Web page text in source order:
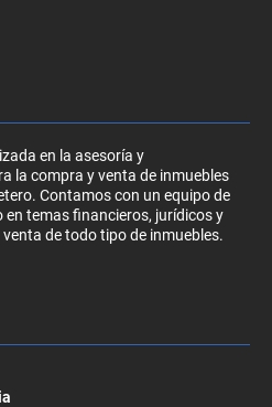
en la asesoría y
la compra y venta de inmuebles
Contamos con un equipo de
temas financieros, jurídicos y
de todo tipo de inmuebles.